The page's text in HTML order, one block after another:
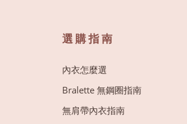
選購指南
內衣怎麼選
Bralette 無鋼圈指南
無肩帶內衣指南